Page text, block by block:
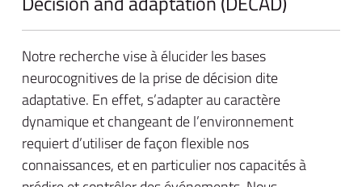
Notre recherche vise à élucider les bases
neurocognitives de la prise de décision dite
adaptative. En effet, s’adapter au caractère
dynamique et changeant de l’environnement
requiert d’utiliser de façon flexible nos
connaissances, et en particulier nos capacités à